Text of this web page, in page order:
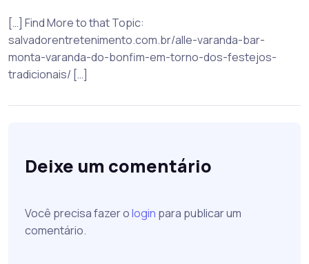
[…] Find More to that Topic:
salvadorentretenimento.com.br/alle-varanda-bar-
monta-varanda-do-bonfim-em-torno-dos-festejos-
tradicionais/ […]
Deixe um comentário
Você precisa fazer ologin para publicar um
comentário.